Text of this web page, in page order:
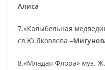
Алиса
7.«Колыбельная
сл.Ю.Яковлева –
8.«Младая Флора» муз.